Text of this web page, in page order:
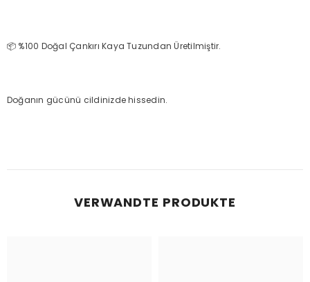
📦 %100 Doğal Çankırı Kaya Tuzundan Üretilmiştir.
Doğanın gücünü cildinizde hissedin.
VERWANDTE PRODUKTE